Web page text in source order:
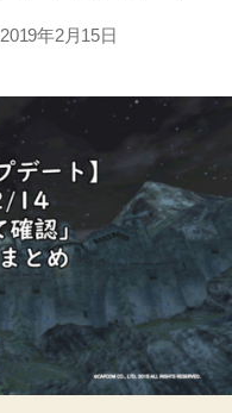
2019年2月15日